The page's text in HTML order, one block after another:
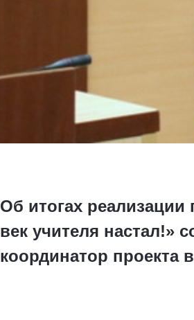
Об итогах реализации
век учителя настал!»
координатор проекта